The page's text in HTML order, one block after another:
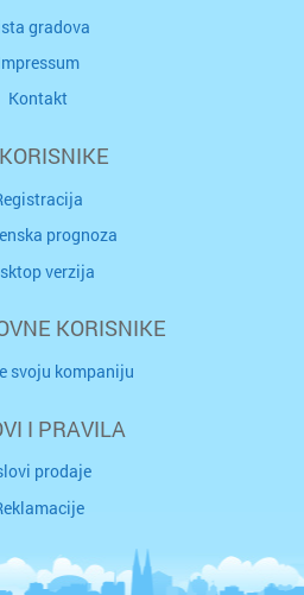
gradova
Kontakt
prognoza
verzija
KORISNIKE
svoju kompaniju
I PRAVILA
prodaje